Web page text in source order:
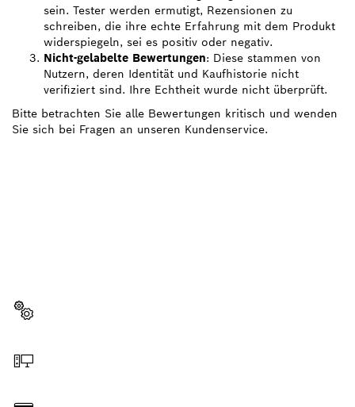
sein. Tester werden ermutigt, Rezensionen zu
schreiben, die ihre echte Erfahrung mit dem Produkt
widerspiegeln, sei es positiv oder negativ.
Nicht-gelabelte Bewertungen: Diese stammen von
Nutzern, deren Identität und Kaufhistorie nicht
verifiziert sind. Ihre Echtheit wurde nicht überprüft.
Bitte betrachten Sie alle Bewertungen kritisch und wenden
Sie sich bei Fragen an unseren Kundenservice.